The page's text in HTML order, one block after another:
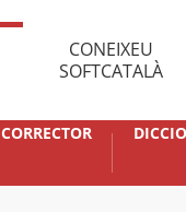
CONEIXEU
SOFTCATALÀ
CORRECTOR